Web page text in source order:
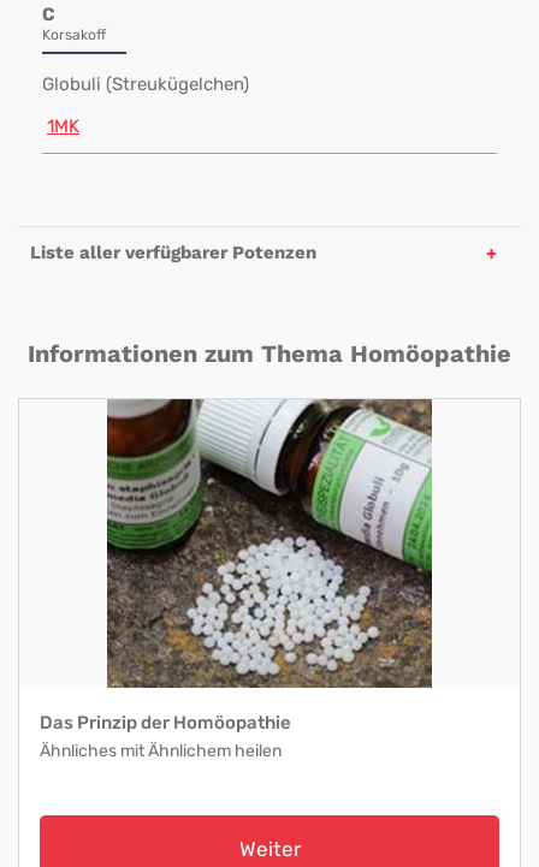
C
Korsakoff
Globuli (Streukügelchen)
1MK
Liste aller verfügbarer Potenzen
Informationen zum Thema Homöopathie
Das Prinzip der Homöopathie
Ähnliches mit Ähnlichem heilen
Weiter